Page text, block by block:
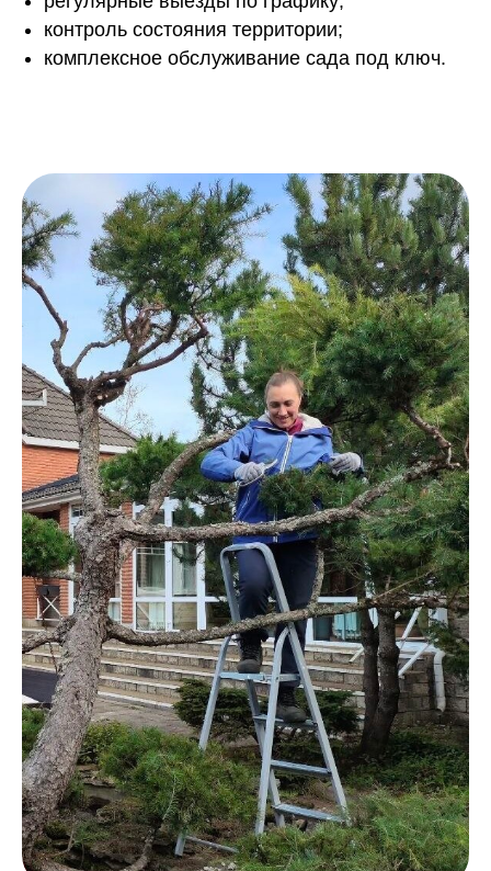
контроль состояния территории;
комплексное обслуживание сада под ключ.